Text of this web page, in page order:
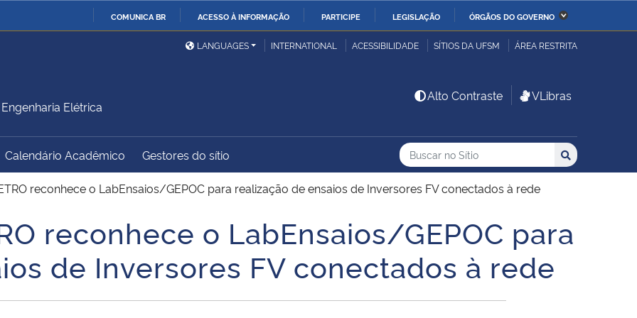
COMUNICA BR ACESSO À INFORMAÇÃO PARTICIPE LEGISLAÇÃO ÓRGÃOS DO GOVERNO
Ministério da Defesa
Ministério das Relações
Exteriores
Ministério da Economia Ministério da Infraestrutura
Ministério da Ciência,
Tecnologia, Inovações e
Ministério do
Desenvolvimento Regional
Controladoria-Geral da
União
Família e dos Direitos
Advocacia-Geral da União Banco Central do Brasil Planalto
LANGUAGES INTERNATIONAL ACESSIBILIDADE SÍTIOS DA UFSM ÁREA RESTRITA
Elétrica
Alto Contraste VLibras
Calendário Acadêmico Gestores do sítio Busca
Buscar no no Sítio
Busca: Buscar
reconhece o LabEnsaios/GEPOC para realização de ensaios de Inversores FV conectados à rede
reconhece o LabEnsaios/GEPOC para
de Inversores FV conectados à rede